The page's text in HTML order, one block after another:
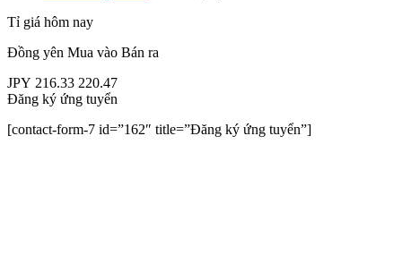
Tỉ giá hôm nay
Đồng yên Mua vào Bán ra
JPY 216.33 220.47
Đăng ký ứng tuyển
[contact-form-7 id=”162″ title=”Đăng ký ứng tuyển”]